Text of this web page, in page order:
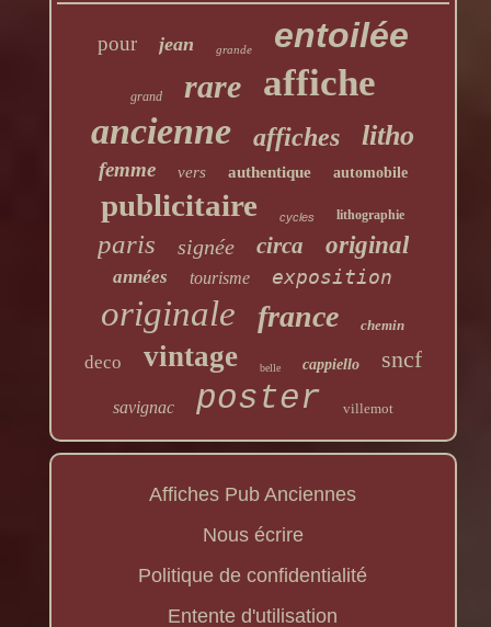
pour jean grande entoilée
grand rare affiche
ancienne affiches litho
femme vers authentique automobile
publicitaire cycles lithographie
paris signée circa original
années tourisme exposition
originale france chemin
deco vintage belle cappiello sncf
savignac poster villemot
Affiches Pub Anciennes
Nous écrire
Politique de confidentialité
Entente d'utilisation